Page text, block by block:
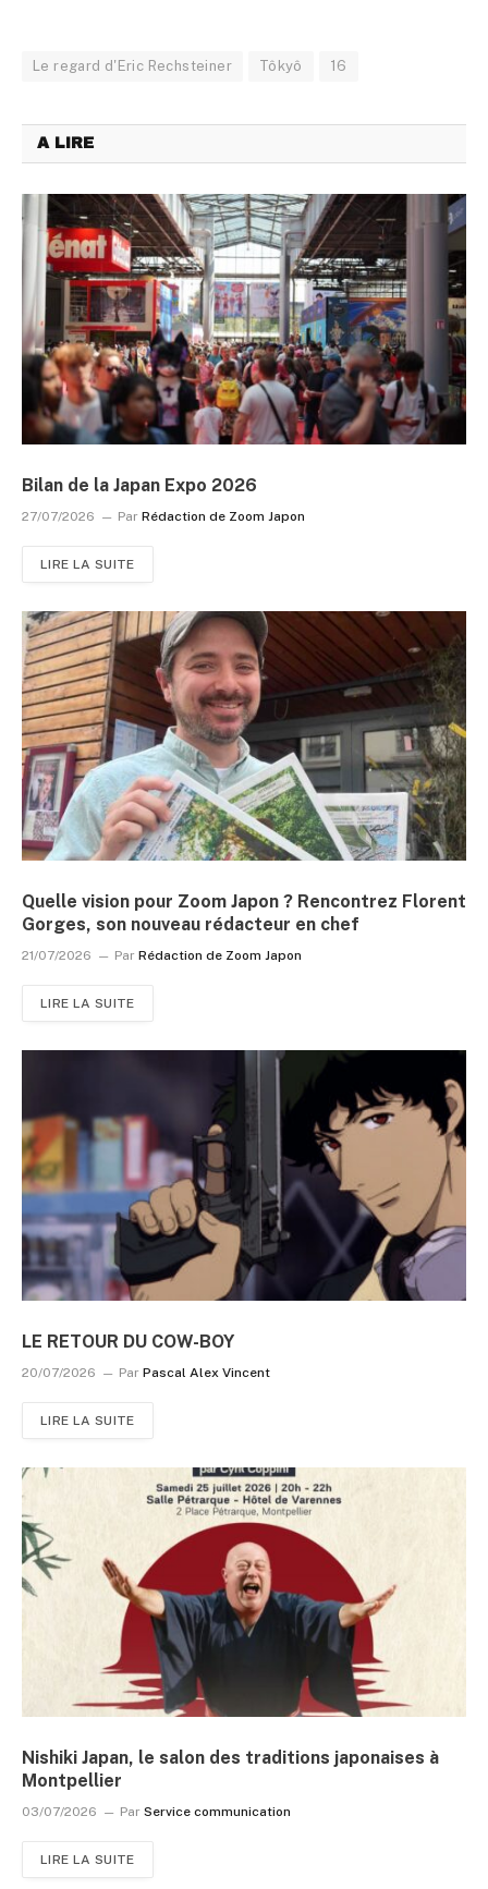
Le regard d'Eric Rechsteiner Tôkyô 16
A LIRE
Bilan de la Japan Expo 2026
27/07/2026 Par Rédaction de Zoom Japon
LIRE LA SUITE
Quelle vision pour Zoom Japon ? Rencontrez Florent
Gorges, son nouveau rédacteur en chef
21/07/2026 Par Rédaction de Zoom Japon
LIRE LA SUITE
LE RETOUR DU COW-BOY
20/07/2026 Par Pascal Alex Vincent
LIRE LA SUITE
Nishiki Japan, le salon des traditions japonaises à
Montpellier
03/07/2026 Par Service communication
LIRE LA SUITE